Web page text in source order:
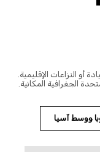
النزاعات الإقليمية.
الجغرافية المكانية.
ووسط آسيا